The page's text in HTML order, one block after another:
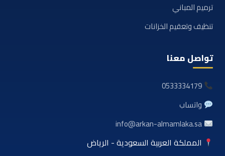
ترميم المباني
تنظيف وتعقيم الخزانات
تواصل معنا
0533334179
واتساب
info@arkan-almamlaka.sa
المملكة العربية السعودية - الرياض